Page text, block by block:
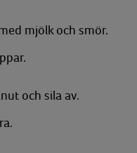
mjölk och smör.
och sila av.